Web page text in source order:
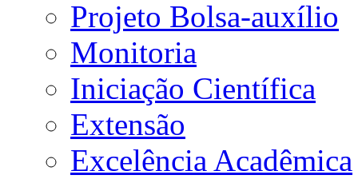
Projeto Bolsa-auxílio
Monitoria
Iniciação Científica
Extensão
Excelência Acadêmica